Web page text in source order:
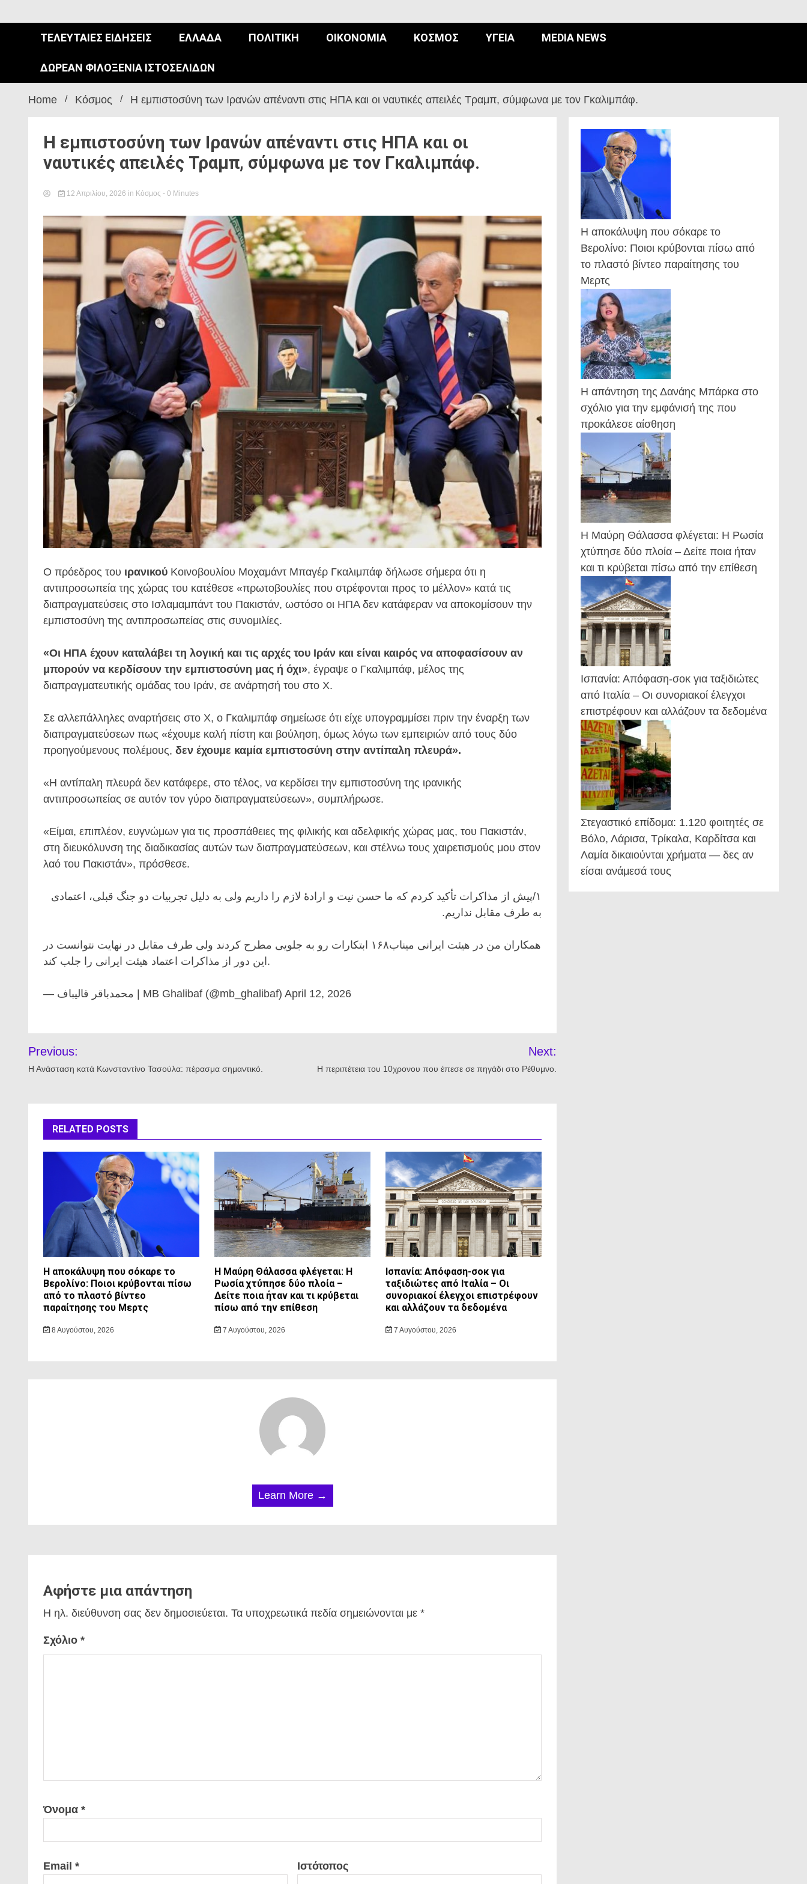
ΤΕΛΕΥΤΑΊΕΣ ΕΙΔΉΣΕΙΣ ΕΛΛΆΔΑ ΠΟΛΙΤΙΚΉ ΟΙΚΟΝΟΜΊΑ ΚΌΣΜΟΣ ΥΓΕΊΑ MEDIA NEWS
ΔΩΡΕΆΝ ΦΙΛΟΞΕΝΊΑ ΙΣΤΟΣΕΛΊΔΩΝ
Home Κόσμος Η εμπιστοσύνη των Ιρανών απέναντι στις ΗΠΑ και οι ναυτικές απειλές Τραμπ, σύμφωνα με τον Γκαλιμπάφ.
Η εμπιστοσύνη των Ιρανών απέναντι στις ΗΠΑ και οι
ναυτικές απειλές Τραμπ, σύμφωνα με τον Γκαλιμπάφ.
12 Απριλίου, 2026 in Κόσμος - 0 Minutes
Ο πρόεδρος του ιρανικού Κοινοβουλίου Μοχαμάντ Μπαγέρ Γκαλιμπάφ δήλωσε σήμερα ότι η
αντιπροσωπεία της χώρας του κατέθεσε «πρωτοβουλίες που στρέφονται προς το μέλλον» κατά τις
διαπραγματεύσεις στο Ισλαμαμπάντ του Πακιστάν, ωστόσο οι ΗΠΑ δεν κατάφεραν να αποκομίσουν την
εμπιστοσύνη της αντιπροσωπείας στις συνομιλίες.
«Οι ΗΠΑ έχουν καταλάβει τη λογική και τις αρχές του Ιράν και είναι καιρός να αποφασίσουν αν
μπορούν να κερδίσουν την εμπιστοσύνη μας ή όχι», έγραψε ο Γκαλιμπάφ, μέλος της
διαπραγματευτικής ομάδας του Ιράν, σε ανάρτησή του στο X.
Σε αλλεπάλληλες αναρτήσεις στο X, ο Γκαλιμπάφ σημείωσε ότι είχε υπογραμμίσει πριν την έναρξη των
διαπραγματεύσεων πως «έχουμε καλή πίστη και βούληση, όμως λόγω των εμπειριών από τους δύο
προηγούμενους πολέμους, δεν έχουμε καμία εμπιστοσύνη στην αντίπαλη πλευρά».
«Η αντίπαλη πλευρά δεν κατάφερε, στο τέλος, να κερδίσει την εμπιστοσύνη της ιρανικής
αντιπροσωπείας σε αυτόν τον γύρο διαπραγματεύσεων», συμπλήρωσε.
«Είμαι, επιπλέον, ευγνώμων για τις προσπάθειες της φιλικής και αδελφικής χώρας μας, του Πακιστάν,
στη διευκόλυνση της διαδικασίας αυτών των διαπραγματεύσεων, και στέλνω τους χαιρετισμούς μου στον
λαό του Πακιστάν», πρόσθεσε.
۱/پیش از مذاکرات تأکید کردم که ما حسن نیت و ارادهٔ لازم را داریم ولی به دلیل تجربیات دو جنگ قبلی، اعتمادی
به طرف مقابل نداریم.
همکاران من در هیئت ایرانی میناب۱۶۸ ابتکارات رو به جلویی مطرح کردند ولی طرف مقابل در نهایت نتوانست در
این دور از مذاکرات اعتماد هیئت ایرانی را جلب کند.
— محمدباقر قالیباف | MB Ghalibaf (@mb_ghalibaf) April 12, 2026
άρθρων
Previous:
Η Ανάσταση κατά Κωνσταντίνο Τασούλα: πέρασμα σημαντικό.
Next:
Η περιπέτεια του 10χρονου που έπεσε σε πηγάδι στο Ρέθυμνο.
RELATED POSTS
Η αποκάλυψη που σόκαρε το
Βερολίνο: Ποιοι κρύβονται πίσω
από το πλαστό βίντεο
παραίτησης του Μερτς
8 Αυγούστου, 2026
Η Μαύρη Θάλασσα φλέγεται: Η
Ρωσία χτύπησε δύο πλοία –
Δείτε ποια ήταν και τι κρύβεται
πίσω από την επίθεση
7 Αυγούστου, 2026
Ισπανία: Απόφαση-σοκ για
ταξιδιώτες από Ιταλία – Οι
συνοριακοί έλεγχοι επιστρέφουν
και αλλάζουν τα δεδομένα
7 Αυγούστου, 2026
Learn More →
Αφήστε μια απάντηση
Η ηλ. διεύθυνση σας δεν δημοσιεύεται. Τα υποχρεωτικά πεδία σημειώνονται με *
Σχόλιο *
Όνομα *
Email * Ιστότοπος
Η αποκάλυψη που σόκαρε το
Βερολίνο: Ποιοι κρύβονται πίσω από
το πλαστό βίντεο παραίτησης του
Μερτς
Η απάντηση της Δανάης Μπάρκα στο
σχόλιο για την εμφάνισή της που
προκάλεσε αίσθηση
Η Μαύρη Θάλασσα φλέγεται: Η Ρωσία
χτύπησε δύο πλοία – Δείτε ποια ήταν
και τι κρύβεται πίσω από την επίθεση
Ισπανία: Απόφαση-σοκ για ταξιδιώτες
από Ιταλία – Οι συνοριακοί έλεγχοι
επιστρέφουν και αλλάζουν τα δεδομένα
Στεγαστικό επίδομα: 1.120 φοιτητές σε
Βόλο, Λάρισα, Τρίκαλα, Καρδίτσα και
Λαμία δικαιούνται χρήματα — δες αν
είσαι ανάμεσά τους